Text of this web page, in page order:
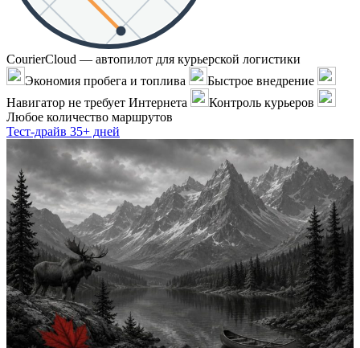
CourierCloud — автопилот для курьерской логистики
Экономия пробега и топлива
Быстрое внедрение
Навигатор не требует Интернета
Контроль курьеров
Любое количество маршрутов
Тест-драйв 35+ дней